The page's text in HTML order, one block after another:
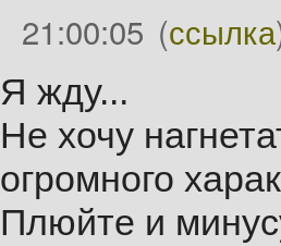
21:00:05 (ссылка
Я жду...
Не хочу
огромного
Плюйте и